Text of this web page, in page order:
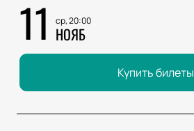
11 ср, 20:00
НОЯБ
Купить билеты